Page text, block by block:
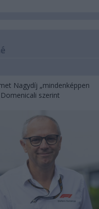
Nagydíj „mindenképpen
szerint